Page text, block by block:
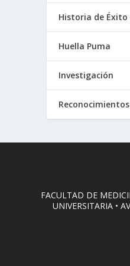
Historia de Éxito
Huella Puma
Investigación
Reconocimientos
FACULTAD DE
UNIVERSITARIA •